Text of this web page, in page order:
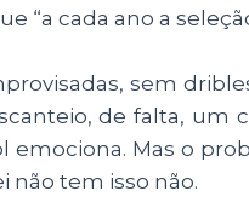
“a cada ano a
sem
de falta, um
emociona. Mas o
não tem isso não.